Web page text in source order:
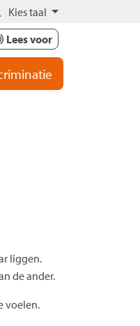
Kies taal
Lees voor
liggen.
de ander.
voelen.